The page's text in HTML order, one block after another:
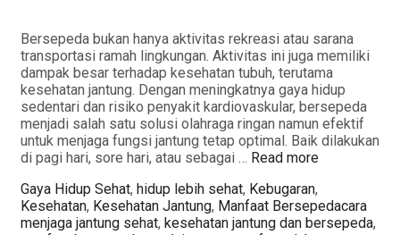
Bersepeda bukan hanya aktivitas rekreasi atau sarana
transportasi ramah lingkungan. Aktivitas ini juga memiliki
dampak besar terhadap kesehatan tubuh, terutama
kesehatan jantung. Dengan meningkatnya gaya hidup
sedentari dan risiko penyakit kardiovaskular, bersepeda
menjadi salah satu solusi olahraga ringan namun efektif
untuk menjaga fungsi jantung tetap optimal. Baik dilakukan
di pagi hari, sore hari, atau sebagai … Read more
Categories
Gaya Hidup Sehat, hidup lebih sehat, Kebugaran,
Kesehatan, Kesehatan Jantung, Manfaat BersepedaTags
cara
menjaga jantung sehat, kesehatan jantung dan bersepeda,